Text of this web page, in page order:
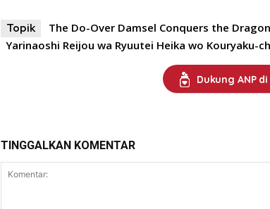
Topik
The Do-Over Damsel Conquers the
Yarinaoshi Reijou wa Ryuutei Heika wo Kouryaku-
Dukung ANP
TINGGALKAN KOMENTAR